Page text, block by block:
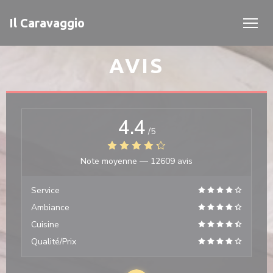
Il Caravaggio
AVIS
4.4 /5
Note moyenne — 12609 avis
Service
Ambiance
Cuisine
Qualité/Prix